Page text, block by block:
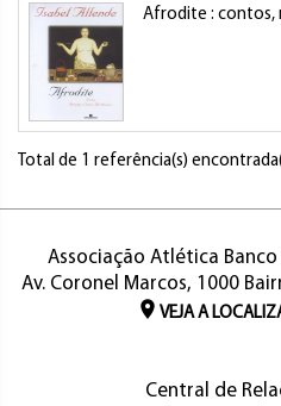
Afrodite : contos,
Total de 1 referência(s)
Associação Atlética
Av. Coronel Marcos, 1000
VEJA A
Central de